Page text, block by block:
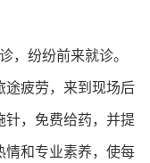
纷纷前来就诊。
途疲劳，来到现场后
针，免费给药，并提
情和专业素养，使每